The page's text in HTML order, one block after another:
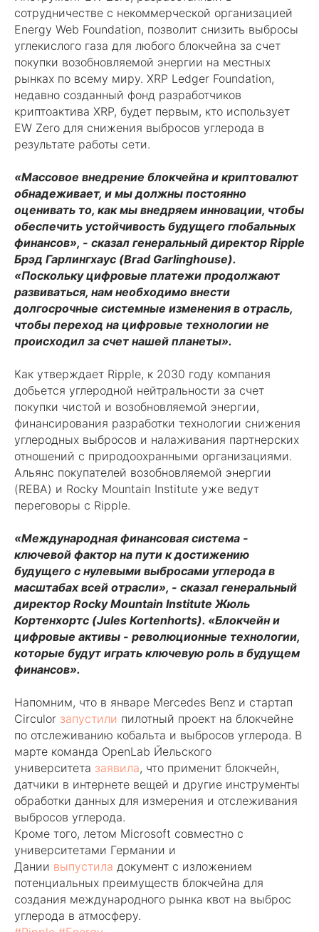
сотрудничестве с некоммерческой организацией
Energy Web Foundation, позволит снизить выбросы
углекислого газа для любого блокчейна за счет
покупки возобновляемой энергии на местных
рынках по всему миру. XRP Ledger Foundation,
недавно созданный фонд разработчиков
криптоактива XRP, будет первым, кто использует
EW Zero для снижения выбросов углерода в
результате работы сети.
«Массовое внедрение блокчейна и криптовалют
обнадеживает, и мы должны постоянно
оценивать то, как мы внедряем инновации, чтобы
обеспечить устойчивость будущего глобальных
финансов», - сказал генеральный директор Ripple
Брэд Гарлингхаус (Brad Garlinghouse).
«Поскольку цифровые платежи продолжают
развиваться, нам необходимо внести
долгосрочные системные изменения в отрасль,
чтобы переход на цифровые технологии не
происходил за счет нашей планеты».
Как утверждает Ripple, к 2030 году компания
добьется углеродной нейтральности за счет
покупки чистой и возобновляемой энергии,
финансирования разработки технологии снижения
углеродных выбросов и налаживания партнерских
отношений с природоохранными организациями.
Альянс покупателей возобновляемой энергии
(REBA) и Rocky Mountain Institute уже ведут
переговоры с Ripple.
«Международная финансовая система -
ключевой фактор на пути к достижению
будущего с нулевыми выбросами углерода в
масштабах всей отрасли», - сказал генеральный
директор Rocky Mountain Institute Жюль
Кортенхортс (Jules Kortenhorts). «Блокчейн и
цифровые активы - революционные технологии,
которые будут играть ключевую роль в будущем
финансов».
Напомним, что в январе Mercedes Benz и стартап
Circulor запустили пилотный проект на блокчейне
по отслеживанию кобальта и выбросов углерода. В
марте команда OpenLab Йельского
университета заявила, что применит блокчейн,
датчики в интернете вещей и другие инструменты
обработки данных для измерения и отслеживания
выбросов углерода.
Кроме того, летом Microsoft совместно с
университетами Германии и
Дании выпустила документ с изложением
потенциальных преимуществ блокчейна для
создания международного рынка квот на выброс
углерода в атмосферу.